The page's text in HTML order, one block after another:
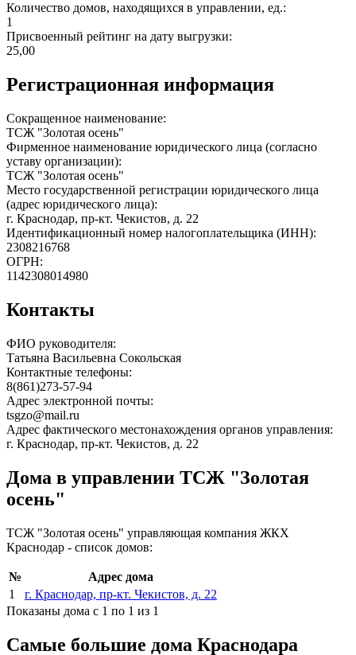
Количество домов, находящихся в управлении, ед.:
1
Присвоенный рейтинг на дату выгрузки:
25,00
Регистрационная информация
Сокращенное наименование:
ТСЖ "Золотая осень"
Фирменное наименование юридического лица (согласно
уставу организации):
ТСЖ "Золотая осень"
Место государственной регистрации юридического лица
(адрес юридического лица):
г. Краснодар, пр-кт. Чекистов, д. 22
Идентификационный номер налогоплательщика (ИНН):
2308216768
ОГРН:
1142308014980
Контакты
ФИО руководителя:
Татьяна Васильевна Сокольская
Контактные телефоны:
8(861)273-57-94
Адрес электронной почты:
tsgzo@mail.ru
Адрес фактического местонахождения органов управления:
г. Краснодар, пр-кт. Чекистов, д. 22
Дома в управлении ТСЖ "Золотая
осень"
ТСЖ "Золотая осень" управляющая компания ЖКХ
Краснодар - список домов:
№
Адрес дома
1
г. Краснодар, пр-кт. Чекистов, д. 22
Показаны дома с 1 по 1 из 1
Самые большие дома Краснодара